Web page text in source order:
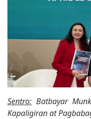
Sentro: Batbayar
Kapaligiran at